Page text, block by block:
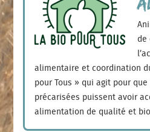
de
alimentaire et coordination
pour Tous » qui agit pour
précarisées puissent avoir
alimentation de qualité et